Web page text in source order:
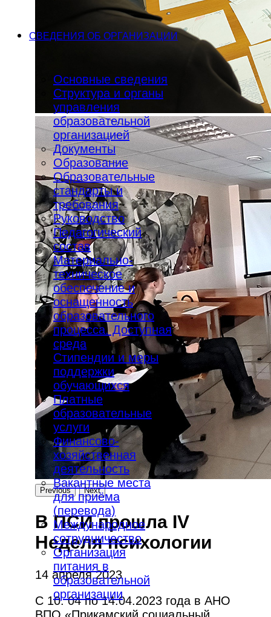
СВЕДЕНИЯ ОБ ОРГАНИЗАЦИИ
Основные сведения
Структура и органы
управления
образовательной
организацией
Документы
Образование
Образовательные
стандарты и
требования
Руководство
Педагогический
состав
Материально-
техническое
обеспечение и
оснащенность
образовательного
процесса. Доступная
среда
Стипендии и меры
поддержки
обучающихся
Платные
образовательные
услуги
Финансово-
хозяйственная
деятельность
Вакантные места
для приёма
(перевода)
Международное
сотрудничество
Организация
питания в
образовательной
организации
Previous Next
В ПСИ прошла IV
Неделя психологии
14 апреля 2023
С 10. 04 по 14.04.2023 года в АНО